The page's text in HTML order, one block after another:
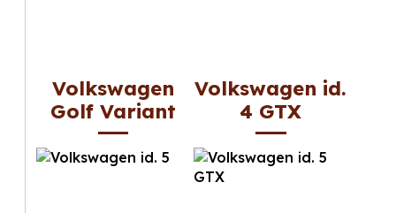
Volkswagen
Golf Variant
Volkswagen id.
4 GTX